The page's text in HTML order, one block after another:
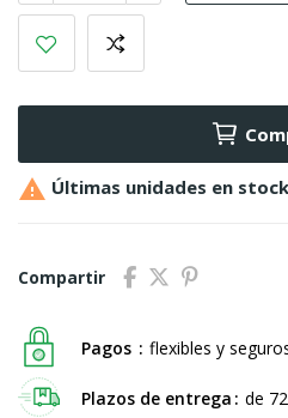
 Últimas unidades en stock
Compartir
Pagos flexibles y
Plazos de entrega de